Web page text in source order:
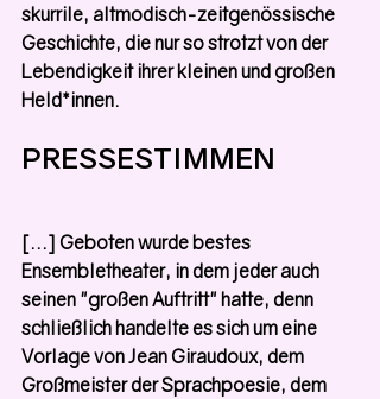
skurrile, altmodisch-zeitgenössische
Geschichte, die nur so strotzt von der
Lebendigkeit ihrer kleinen und großen
Held*innen.
PRESSESTIMMEN
[...] Geboten wurde bestes
Ensembletheater, in dem jeder auch
seinen "großen Auftritt" hatte, denn
schließlich handelte es sich um eine
Vorlage von Jean Giraudoux, dem
Großmeister der Sprachpoesie, dem